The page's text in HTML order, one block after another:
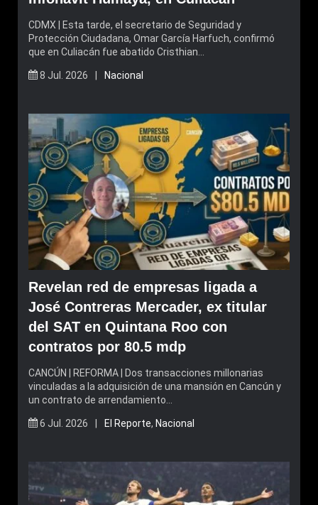
CDMX | Esta tarde, el secretario de Seguridad y
Protección Ciudadana, Omar García Harfuch, confirmó
que en Culiacán fue abatido Cristhian…
8 Jul. 2026 | Nacional
Revelan red de empresas ligada a
José Contreras Mercader, ex titular
del SAT en Quintana Roo con
contratos por 80.5 mdp
CANCÚN | REFORMA | Dos transacciones millonarias
vinculadas a la adquisición de una mansión en Cancún y
un contrato de arrendamiento…
6 Jul. 2026 | El Reporte, Nacional